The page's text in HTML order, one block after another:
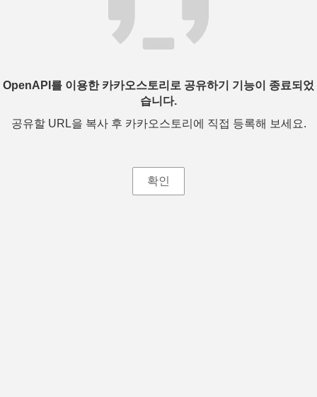
OpenAPI를 이용한 카카오스토리로 공유하기 기능이 종료되었
습니다.
공유할 URL을 복사 후 카카오스토리에 직접 등록해 보세요.
확인